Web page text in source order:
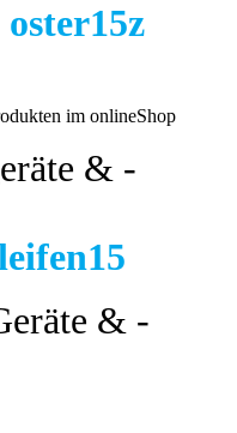
oster15z
im onlineShop
& -
& -